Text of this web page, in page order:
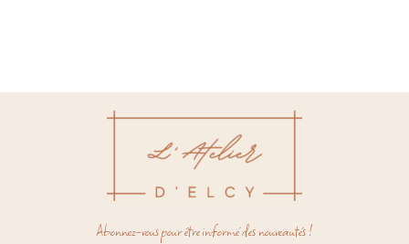
Abonnez-vous pour être informé des nouveautés !